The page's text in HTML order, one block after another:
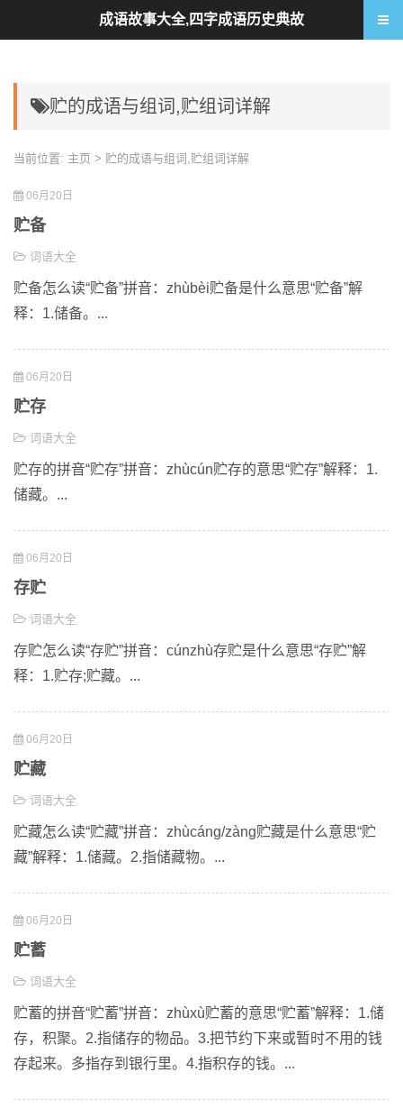
贮的成语与组词,贮组词详解
当前位置: 主页 > 贮的成语与组词,贮组词详解
06月20日
贮备
词语大全
贮备怎么读“贮备”拼音：zhùbèi贮备是什么意思“贮备”解
释：1.储备。...
06月20日
贮存
词语大全
贮存的拼音“贮存”拼音：zhùcún贮存的意思“贮存”解释：1.
储藏。...
06月20日
存贮
词语大全
存贮怎么读“存贮”拼音：cúnzhù存贮是什么意思“存贮”解
释：1.贮存;贮藏。...
06月20日
贮藏
词语大全
贮藏怎么读“贮藏”拼音：zhùcáng/zàng贮藏是什么意思“贮
藏”解释：1.储藏。2.指储藏物。...
06月20日
贮蓄
词语大全
贮蓄的拼音“贮蓄”拼音：zhùxù贮蓄的意思“贮蓄”解释：1.储
存，积聚。2.指储存的物品。3.把节约下来或暂时不用的钱
存起来。多指存到银行里。4.指积存的钱。...
成语故事大全,四字成语历史典故